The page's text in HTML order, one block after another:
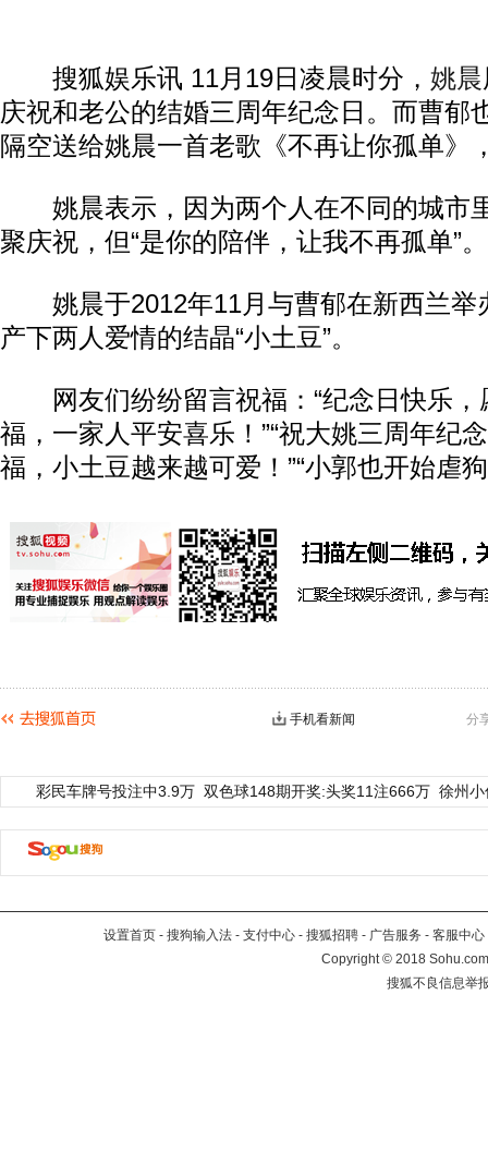
搜狐娱乐讯 11月19日凌晨时分， 姚晨
庆祝和老公的结婚三周年纪念日。而曹郁
隔空送给姚晨一首老歌《不再让你孤单》
姚晨表示，因为两个人在不同的城市
聚庆祝，但“是你的陪伴，让我不再孤单”。
姚晨于2012年11月与曹郁在新西兰举
产下两人爱情的结晶“小土豆”。
网友们纷纷留言祝福：“纪念日快乐，
福，一家人平安喜乐！”“祝大姚三周年纪
福，小土豆越来越可爱！”“小郭也开始虐
分
手机看新闻
彩民车牌号投注中3.9万 双色球148期开奖:头奖11注666万 徐州
设置首页 - 搜狗输入法 - 支付中心 - 搜狐招聘 - 广告服务 - 客服中心
Copyright©2018
搜狐不良信息举